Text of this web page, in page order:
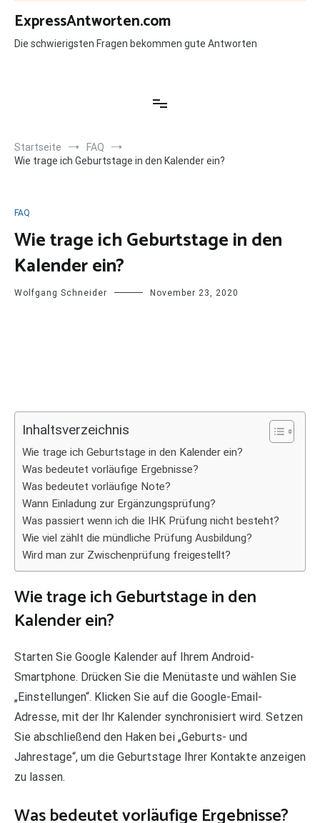
Zum
Inhalt
springen
ExpressAntworten.com
Die schwierigsten Fragen bekommen gute Antworten
Startseite
FAQ
Wie trage ich Geburtstage in den Kalender ein?
FAQ
Wie trage ich Geburtstage in den
Kalender ein?
Wolfgang Schneider November 23, 2020
Inhaltsverzeichnis
Wie trage ich Geburtstage in den Kalender ein?
Was bedeutet vorläufige Ergebnisse?
Was bedeutet vorläufige Note?
Wann Einladung zur Ergänzungsprüfung?
Was passiert wenn ich die IHK Prüfung nicht besteht?
Wie viel zählt die mündliche Prüfung Ausbildung?
Wird man zur Zwischenprüfung freigestellt?
Wie trage ich Geburtstage in den
Kalender ein?
Starten Sie Google Kalender auf Ihrem Android-
Smartphone. Drücken Sie die Menütaste und wählen Sie
„Einstellungen“. Klicken Sie auf die Google-Email-
Adresse, mit der Ihr Kalender synchronisiert wird. Setzen
Sie abschließend den Haken bei „Geburts- und
Jahrestage“, um die Geburtstage Ihrer Kontakte anzeigen
zu lassen.
Was bedeutet vorläufige Ergebnisse?